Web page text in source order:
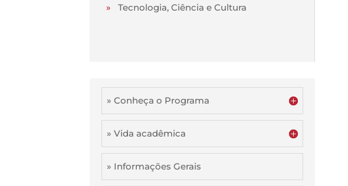
» Tecnologia, Ciência e Cultura
» Conheça o Programa
» Vida acadêmica
» Informações Gerais